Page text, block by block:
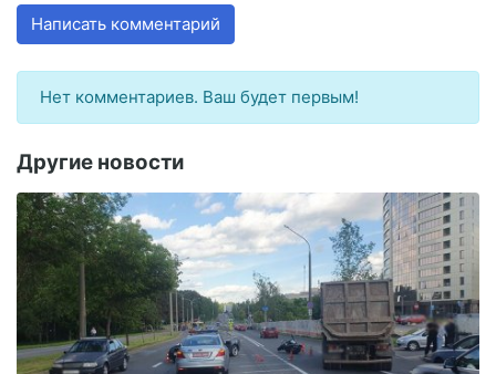
Написать комментарий
Нет комментариев. Ваш будет первым!
Другие новости